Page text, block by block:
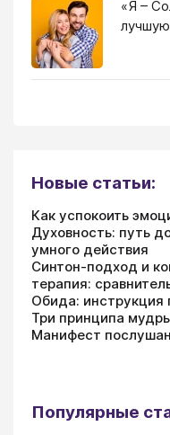
«Я –
Новые статьи:
Как успокоить
Духовность: путь
умного действия
Синтон-подход и
терапия:
Обида: инструкция
Три принципа
Манифест
Популярные